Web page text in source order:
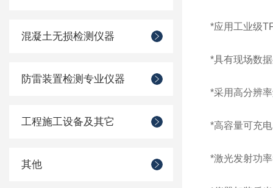
混凝土无损检测仪器
防雷装置检测专业仪器
工程施工设备及其它
其他
*应用工业级
*具有现场数
*采用高分辨
*高容量可充
*激光发射功